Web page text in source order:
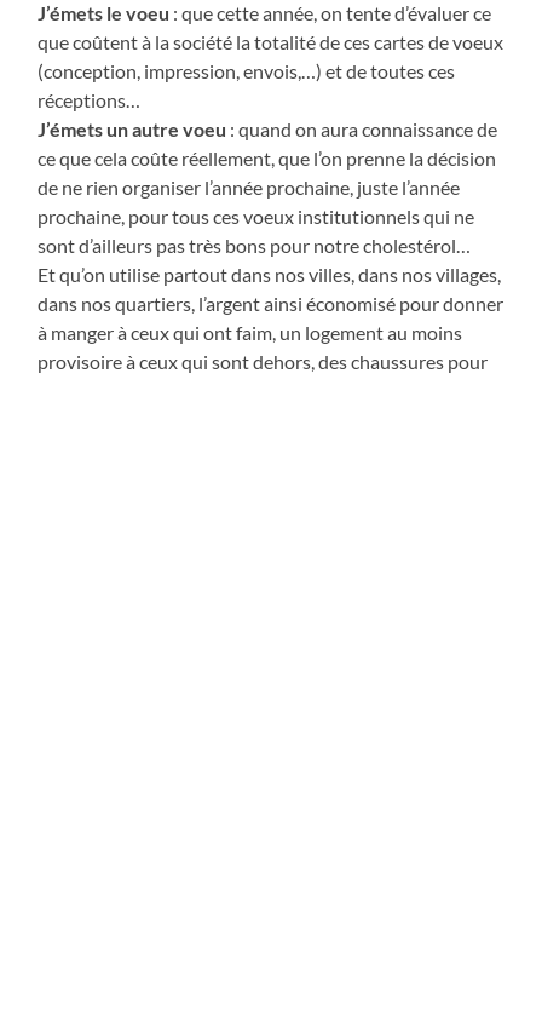
J’émets le voeu : que cette année, on tente d’évaluer ce
que coûtent à la société la totalité de ces cartes de voeux
(conception, impression, envois,…) et de toutes ces
réceptions…
J’émets un autre voeu : quand on aura connaissance de
ce que cela coûte réellement, que l’on prenne la décision
de ne rien organiser l’année prochaine, juste l’année
prochaine, pour tous ces voeux institutionnels qui ne
sont d’ailleurs pas très bons pour notre cholestérol…
Et qu’on utilise partout dans nos villes, dans nos villages,
dans nos quartiers, l’argent ainsi économisé pour donner
à manger à ceux qui ont faim, un logement au moins
provisoire à ceux qui sont dehors, des chaussures pour